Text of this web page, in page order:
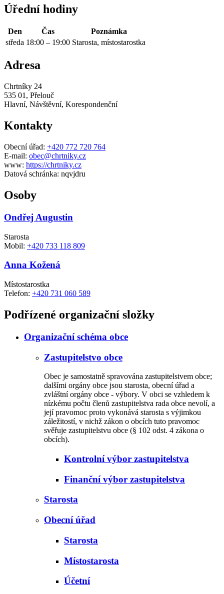
Úřední hodiny
Den Čas
Poznámka
středa 18:00 – 19:00 Starosta, místostarostka
Adresa
Chrtníky 24
535 01, Přelouč
Hlavní, Návštěvní, Korespondenční
Kontakty
Obecní úřad: +420 772 720 764
E-mail: obec@chrtniky.cz
www: https://chrtniky.cz
Datová schránka: nqvjdru
Osoby
Ondřej Augustin
Starosta
Mobil: +420 733 118 809
Anna Kožená
Místostarostka
Telefon: +420 731 060 589
Podřízené organizační složky
Organizační schéma obce
Zastupitelstvo obce
Obec je samostatně spravována zastupitelstvem obce;
dalšími orgány obce jsou starosta, obecní úřad a
zvláštní orgány obce - výbory. V obci se vzhledem k
nízkému počtu členů zastupitelstva rada obce nevolí, a
její pravomoc proto vykonává starosta s výjimkou
záležitostí, v nichž zákon o obcích tuto pravomoc
svěřuje zastupitelstvu obce (§ 102 odst. 4 zákona o
obcích).
Kontrolní výbor zastupitelstva
Finanční výbor zastupitelstva
Starosta
Obecní úřad
Starosta
Místostarosta
Účetní